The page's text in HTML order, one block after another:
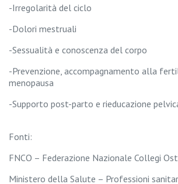
-Irregolarità del ciclo
-Dolori mestruali
-Sessualità e conoscenza del corpo
-Prevenzione, accompagnamento alla
menopausa
-Supporto post-parto e rieducazione
Fonti:
FNCO – Federazione Nazionale Collegi
Ministero della Salute – Professioni